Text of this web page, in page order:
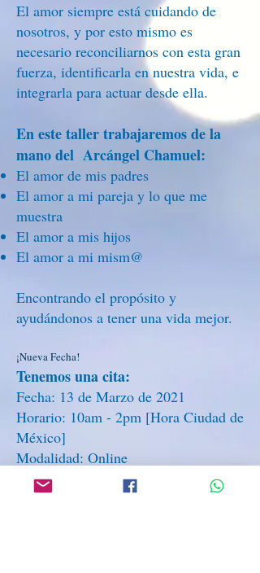
El amor siempre está cuidando de
nosotros, y por esto mismo es
necesario reconciliarnos con esta gran
fuerza, identificarla en nuestra vida, e
integrarla para actuar desde ella.
En este taller trabajaremos de la
mano del Arcángel Chamuel:
El amor de mis padres
El amor a mi pareja y lo que me
muestra
El amor a mis hijos
El amor a mi mism@
Encontrando el propósito y
ayudándonos a tener una vida mejor.
¡Nueva Fecha!
Tenemos una cita:
Fecha: 13 de Marzo de 2021
Horario: 10am - 2pm [Hora Ciudad de
México]
Modalidad: Online